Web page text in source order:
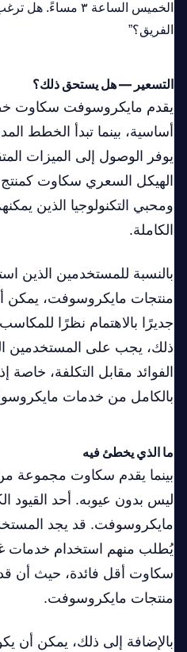
الخميس الساعة ٣
الفريق؟”
التسعير — هل يستحق ذلك؟
يقدم مايكروسوفت سكاوت
يوفر الوصول إلى الميزات
الهيكل السعري سكاوت
ومحبي التكنولوجيا الذين
الكاملة.
بالنسبة للمستخدمين الذين
منتجات مايكروسوفت، يمكن
جديرًا بالاهتمام نظرًا للمكاسب
ذلك، يجب على المستخدمين
الفوائد مقابل التكلفة، خاصة
بالكامل من خدمات
ما الذي يخطئ فيه
بينما يقدم سكاوت مجموعة من
ليس بدون عيوبه. أحد القيود
مايكروسوفت. قد يجد
يُطلب منهم استخدام خدمات
سكاوت أقل فائدة، حيث أن
منتجات مايكروسوفت.
بالإضافة إلى ذلك، يمكن أن